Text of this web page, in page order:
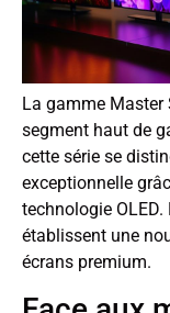
La gamme Master
segment haut de
cette série se
exceptionnelle
technologie
établissent une
écrans premium.